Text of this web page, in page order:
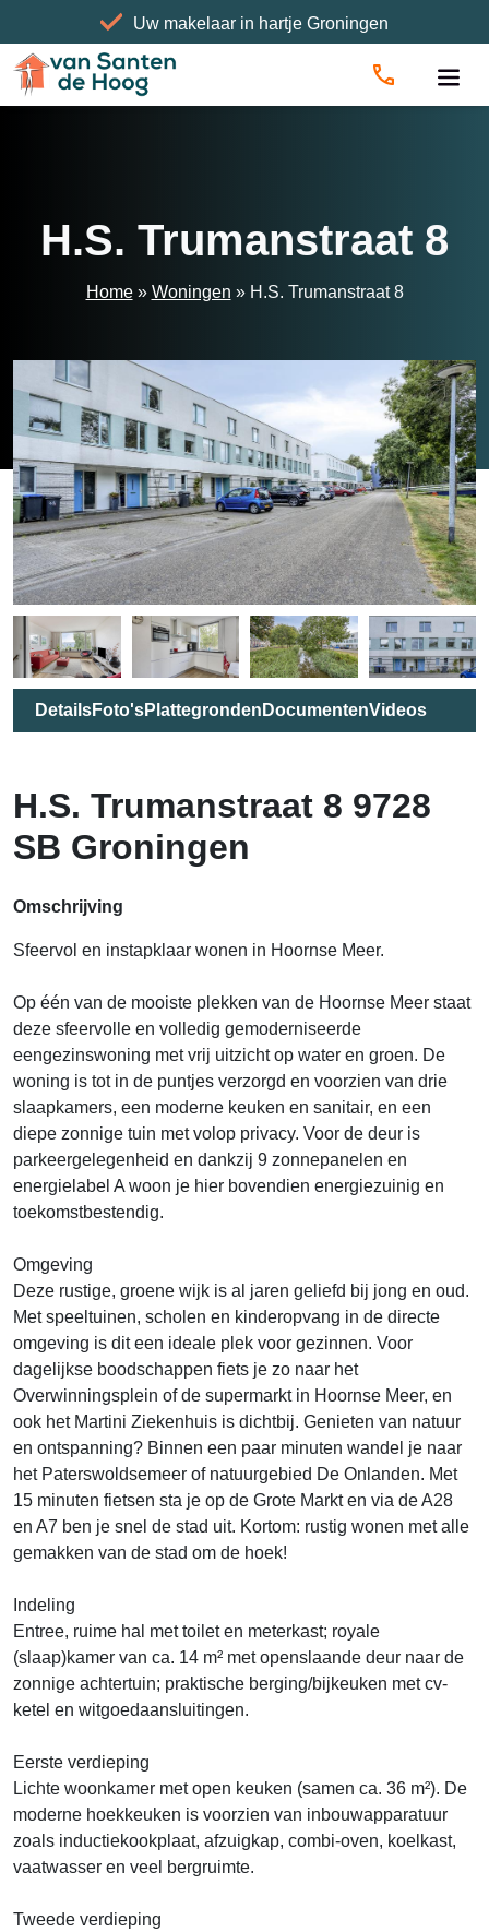
Uw makelaar in hartje Groningen
Woningen »H.S. Trumanstraat 8
H.S. Trumanstraat 8
Home» Woningen » H.S. Trumanstraat 8
DetailsFoto'sPlattegronden DocumentenVideos
H.S. Trumanstraat 8 9728
SB Groningen
Omschrijving
Sfeervol en instapklaar wonen in Hoornse Meer.
Op één van de mooiste plekken van de Hoornse Meer staat
deze sfeervolle en volledig gemoderniseerde
eengezinswoning met vrij uitzicht op water en groen. De
woning is tot in de puntjes verzorgd en voorzien van drie
slaapkamers, een moderne keuken en sanitair, en een
diepe zonnige tuin met volop privacy. Voor de deur is
parkeergelegenheid en dankzij 9 zonnepanelen en
energielabel A woon je hier bovendien energiezuinig en
toekomstbestendig.
Omgeving
Deze rustige, groene wijk is al jaren geliefd bij jong en oud.
Met speeltuinen, scholen en kinderopvang in de directe
omgeving is dit een ideale plek voor gezinnen. Voor
dagelijkse boodschappen fiets je zo naar het
Overwinningsplein of de supermarkt in Hoornse Meer, en
ook het Martini Ziekenhuis is dichtbij. Genieten van natuur
en ontspanning? Binnen een paar minuten wandel je naar
het Paterswoldsemeer of natuurgebied De Onlanden. Met
15 minuten fietsen sta je op de Grote Markt en via de A28
en A7 ben je snel de stad uit. Kortom: rustig wonen met alle
gemakken van de stad om de hoek!
Indeling
Entree, ruime hal met toilet en meterkast; royale
(slaap)kamer van ca. 14 m² met openslaande deur naar de
zonnige achtertuin; praktische berging/bijkeuken met cv-
ketel en witgoedaansluitingen.
Eerste verdieping
Lichte woonkamer met open keuken (samen ca. 36 m²). De
moderne hoekkeuken is voorzien van inbouwapparatuur
zoals inductiekookplaat, afzuigkap, combi-oven, koelkast,
vaatwasser en veel bergruimte.
Tweede verdieping